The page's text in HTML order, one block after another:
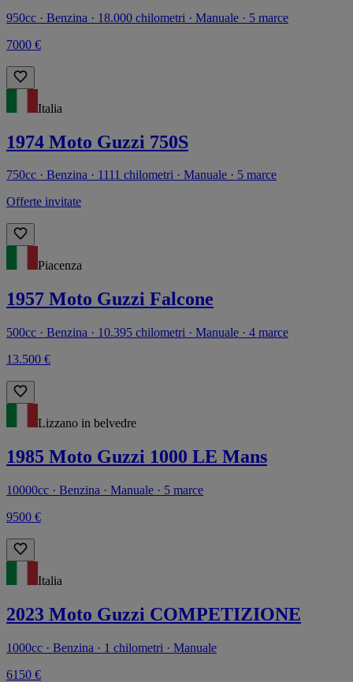
950cc · Benzina · 18.000 chilometri · Manuale · 5 marce
7000 €
Italia
1974 Moto Guzzi 750S
750cc · Benzina · 1111 chilometri · Manuale · 5 marce
Offerte invitate
Piacenza
1957 Moto Guzzi Falcone
500cc · Benzina · 10.395 chilometri · Manuale · 4 marce
13.500 €
Lizzano in belvedre
1985 Moto Guzzi 1000 LE Mans
10000cc · Benzina · Manuale · 5 marce
9500 €
Italia
2023 Moto Guzzi COMPETIZIONE
1000cc · Benzina · 1 chilometri · Manuale
6150 €